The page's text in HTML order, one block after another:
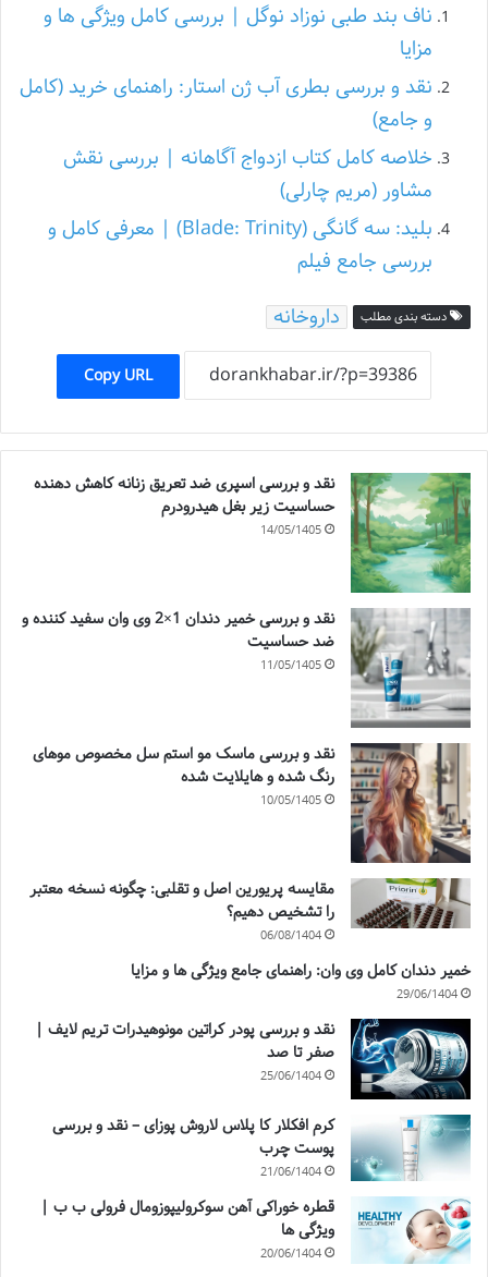
ناف بند طبی نوزاد نوگل | بررسی کامل ویژگی ها و
مزایا
نقد و بررسی بطری آب ژن استار: راهنمای خرید (کامل
و جامع)
خلاصه کامل کتاب ازدواج آگاهانه | بررسی نقش
مشاور (مریم چارلی)
بلید: سه گانگی (Blade: Trinity) | معرفی کامل و
بررسی جامع فیلم
دسته بندی مطلب داروخانه
Copy URL
نقد و بررسی اسپری ضد تعریق زنانه کاهش دهنده
حساسیت زیر بغل هیدرودرم
14/05/1405
نقد و بررسی خمیر دندان 1×2 وی وان سفید کننده و
ضد حساسیت
11/05/1405
نقد و بررسی ماسک مو استم سل مخصوص موهای
رنگ شده و هایلایت شده
10/05/1405
مقایسه پریورین اصل و تقلبی: چگونه نسخه معتبر
را تشخیص دهیم؟
06/08/1404
خمیر دندان کامل وی وان: راهنمای جامع ویژگی ها و مزایا
29/06/1404
نقد و بررسی پودر کراتین مونوهیدرات تریم لایف |
صفر تا صد
25/06/1404
کرم افکلار کا پلاس لاروش پوزای – نقد و بررسی
پوست چرب
21/06/1404
قطره خوراکی آهن سوکرولیپوزومال فرولی ب ب |
ویژگی ها
20/06/1404